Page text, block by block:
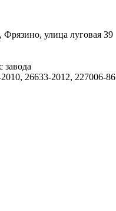
Фрязино, улица луговая 39
завода
26633-2012, 227006-86